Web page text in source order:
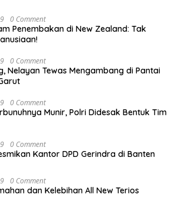
0 Comment
Penembakan di New Zealand: Tak
0 Comment
Nelayan Tewas Mengambang di Pantai
0 Comment
Munir, Polri Didesak Bentuk Tim
0 Comment
Kantor DPD Gerindra di Banten
0 Comment
dan Kelebihan All New Terios